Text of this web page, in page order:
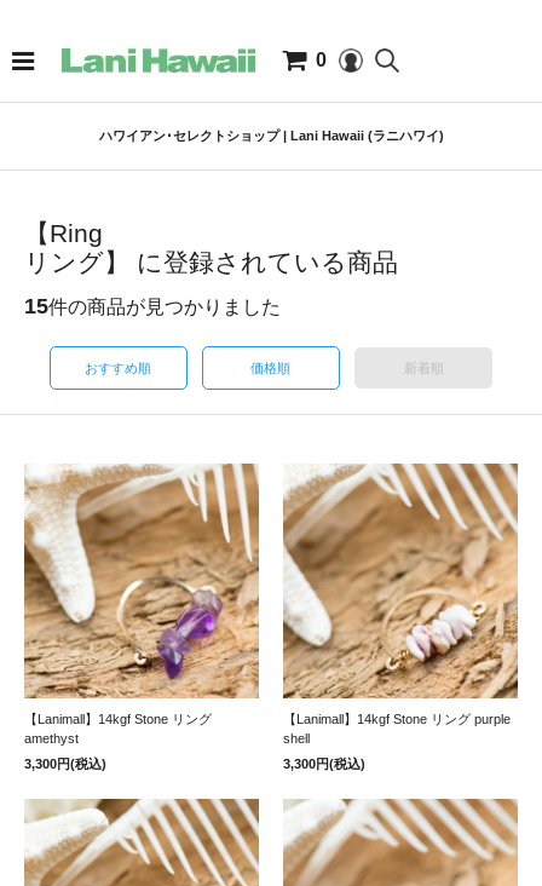
0
ハワイアン･セレクトショップ | Lani Hawaii (ラニハワイ)
【Ring
リング】 に登録されている商品
15件の商品が見つかりました
おすすめ順 価格順 新着順
【Lanimall】14kgf Stone リング
amethyst
3,300円(税込)
【Lanimall】14kgf Stone リング purple
shell
3,300円(税込)